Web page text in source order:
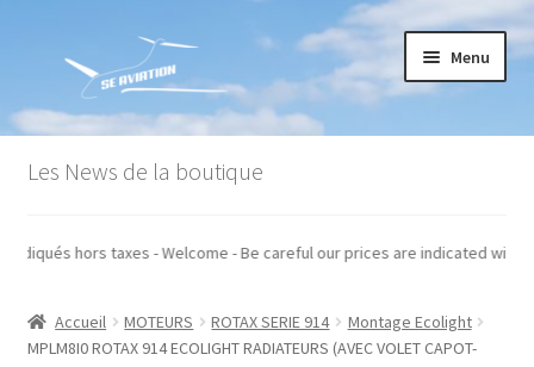
la
navigation
contenu
Menu
Accueil
Conditions générales de vente
Mon compte
Les News de la boutique
sont indiqués hors taxes - Welcome - Be careful our prices are
Accueil MOTEURS ROTAX SERIE 914
Montage Ecolight
MPLM8I0 ROTAX 914 ECOLIGHT RADIATEURS (AVEC VOLET CAPOT-